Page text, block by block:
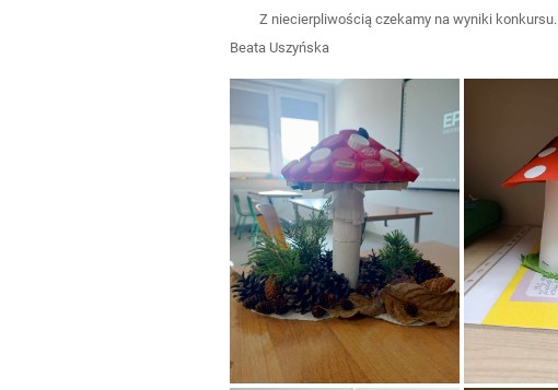
Z niecierpliwością czekamy na wyniki konkursu.
Beata Uszyńska